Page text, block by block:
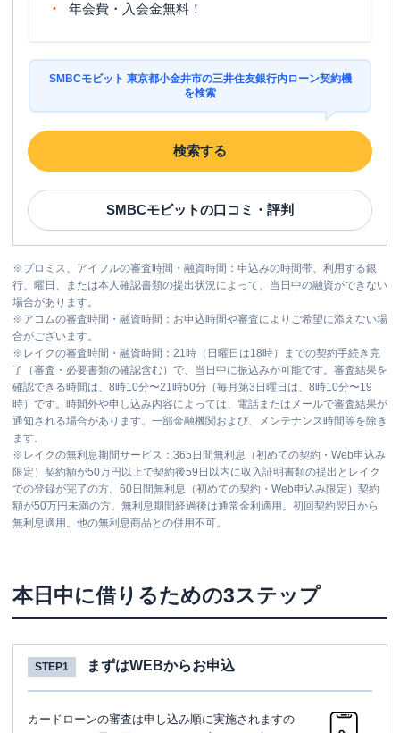
年会費・入会金無料！
SMBCモビット 東京都小金井市の三井住友銀行内ローン契約機
を検索
検索する
SMBCモビットの口コミ・評判
※プロミス、アイフルの審査時間・融資時間：申込みの時間帯、利用する銀
行、曜日、または本人確認書類の提出状況によって、当日中の融資ができない
場合があります。
※アコムの審査時間・融資時間：お申込時間や審査によりご希望に添えない場
合がございます。
※ レイクの審査時間・融資時間：21時（日曜日は18時）までの契約手続き完
了（審査・必要書類の確認含む）で、当日中に振込みが可能です。審査結果を
確認できる時間は、8時10分〜21時50分（毎月第3日曜日は、8時10分〜19
時）です。時間外や申し込み内容によっては、電話またはメールで審査結果が
通知される場合があります。一部金融機関および、メンテナンス時間等を除き
ます。
※ レイクの無利息期間サービス：365日間無利息（初めての契約・Web申込み
限定）契約額が50万円以上で契約後59日以内に収入証明書類の提出とレイク
での登録が完了の方。60日間無利息（初めての契約・Web申込み限定）契約
額が50万円未満の方。無利息期間経過後は通常金利適用。初回契約翌日から
無利息適用。他の無利息商品との併用不可。
本日中に借りるための3ステップ
STEP1 まずはWEBからお申込
カードローンの審査は申し込み順に実施されますの